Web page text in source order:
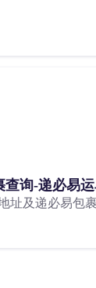
查询-递必易
址及递必易包